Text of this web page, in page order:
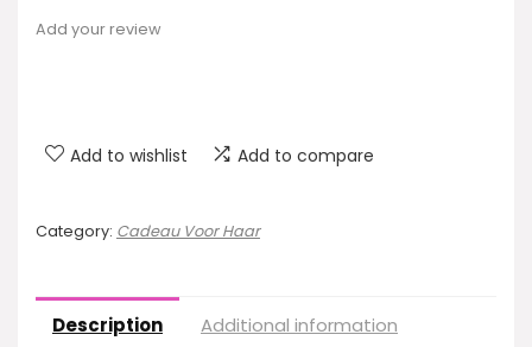
Add your review
Add to wishlist Add to compare
Category: Cadeau Voor Haar
Description Additional information